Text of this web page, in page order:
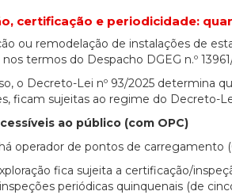
certificação e periodicidade:
ou remodelação de instalações de
termos do Despacho DGEG n.º
o Decreto-Lei nº 93/2025 determina
ficam sujeitas ao regime do Decreto-
ao público (com OPC)
operador de pontos de carregamento
fica sujeita a certificação/
periódicas quinquenais (de